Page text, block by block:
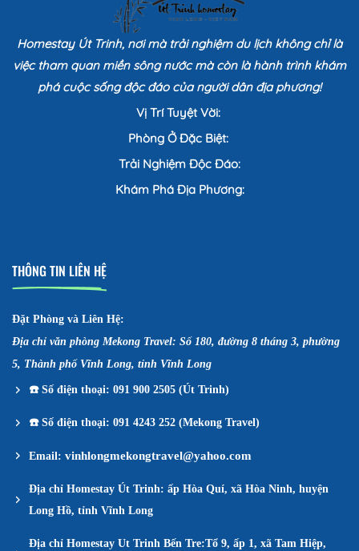
Homestay Út Trinh, nơi mà trải nghiệm du lịch không chỉ là
việc tham quan miền sông nước mà còn là hành trình khám
phá cuộc sống độc đáo của người dân địa phương!
Vị Trí Tuyệt Vời:
Phòng Ở Đặc Biệt:
Trải Nghiệm Độc Đáo:
Khám Phá Địa Phương:
THÔNG TIN LIÊN HỆ
Đặt Phòng và Liên Hệ:
Địa chỉ văn phòng Mekong Travel: Số 180, đường 8 tháng 3, phường
5, Thành phố Vĩnh Long, tỉnh Vĩnh Long
☎️Số điện thoại: 091 900 2505 (Út Trinh)
☎️Số điện thoại: 091 4243 252 (Mekong Travel)
Email: vinhlongmekongtravel@yahoo.com
Địa chỉ Homestay Út Trinh: ấp Hòa Quí, xã Hòa Ninh, huyện
Long Hồ, tỉnh Vĩnh Long
Địa chỉ Homestay Ut Trinh Bến Tre:Tổ 9, ấp 1, xã Tam Hiệp,